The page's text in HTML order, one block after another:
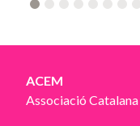
4 5 6 7 8
ACEM
Associació